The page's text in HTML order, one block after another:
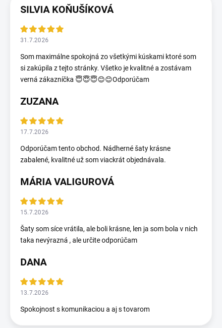
SILVIA KOŇUŠÍKOVÁ
31.7.2026
Som maximálne spokojná zo všetkými kúskami ktoré som
si zakúpila z tejto stránky. Všetko je kvalitné a zostávam
verná zákazníčka 😇😇😇😊😊Odporúčam
ZUZANA
17.7.2026
Odporúčam tento obchod. Nádherné šaty krásne
zabalené, kvalitné už som viackrát objednávala.
MÁRIA VALIGUROVÁ
15.7.2026
Šaty som síce vrátila, ale boli krásne, len ja som bola v nich
taka nevýrazná , ale určite odporúčam
DANA
13.7.2026
Spokojnost s komunikaciou a aj s tovarom